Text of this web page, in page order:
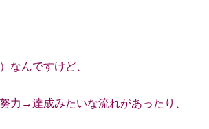
なんですけど、
→達成みたいな流れがあったり、